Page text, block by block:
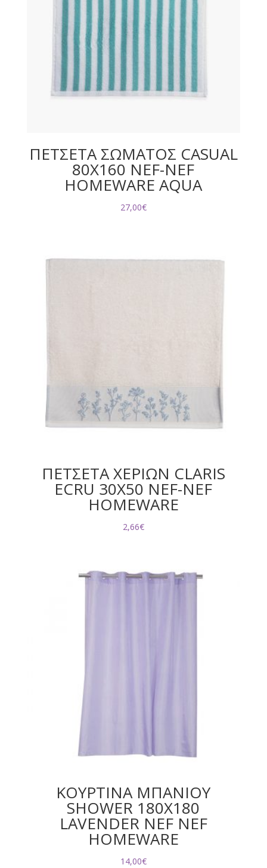
ΠΕΤΣΕΤΑ ΣΩΜΑΤΟΣ CASUAL
80X160 NEF-NEF
HOMEWARE AQUA
27,00€
ΠΕΤΣΕΤΑ ΧΕΡΙΩΝ CLARIS
ECRU 30X50 NEF-NEF
HOMEWARE
2,66€
ΚΟΥΡΤΙΝΑ ΜΠΑΝΙΟΥ
SHOWER 180Χ180
LAVENDER NEF NEF
HOMEWARE
14,00€